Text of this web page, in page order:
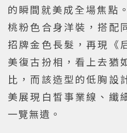
的瞬間就美成全場焦點
桃粉色合身洋裝，搭配
招牌金色長髮，再現《
美復古扮相，看上去猶
比，而該造型的低胸設
美展現白皙事業線、纖
一覽無遺。